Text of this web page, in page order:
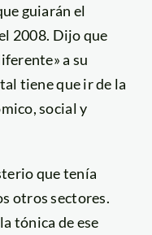
guiarán el
2008. Dijo que
a su
tiene que ir de la
social y
que tenía
otros sectores.
tónica de ese